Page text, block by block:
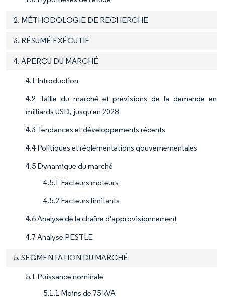
2. MÉTHODOLOGIE DE RECHERCHE
3. RÉSUMÉ EXÉCUTIF
4. APERÇU DU MARCHÉ
4.1 Introduction
4.2 Taille du marché et prévisions de la demande en
milliards USD, jusqu'en 2028
4.3 Tendances et développements récents
4.4 Politiques et réglementations gouvernementales
4.5 Dynamique du marché
4.5.1 Facteurs moteurs
4.5.2 Facteurs limitants
4.6 Analyse de la chaîne d'approvisionnement
4.7 Analyse PESTLE
5. SEGMENTATION DU MARCHÉ
5.1 Puissance nominale
5.1.1 Moins de 75 kVA